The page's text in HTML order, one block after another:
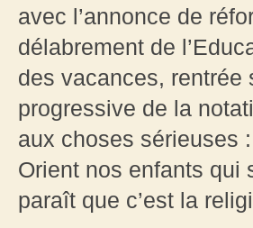
avec l’annonce de
délabrement de
des vacances, rentrée
progressive de la
aux choses sérieuses
Orient nos enfants qui
paraît que c’est la